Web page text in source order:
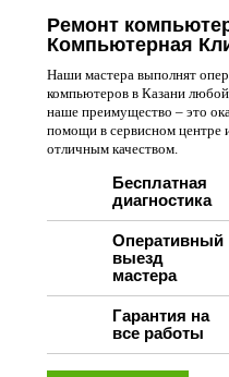
Ремонт
Компьютерная
Наши мастера выполнят
компьютеров в Казани
наше преимущество – это
помощи в сервисном центре
отличным качеством.
Бесплатная
диагностика
Оперативный
выезд
мастера
Гарантия на
все работы